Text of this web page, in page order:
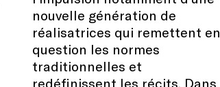
nouvelle génération de
réalisatrices qui remettent en
question les normes
traditionnelles et
redéfinissent les récits. Dans